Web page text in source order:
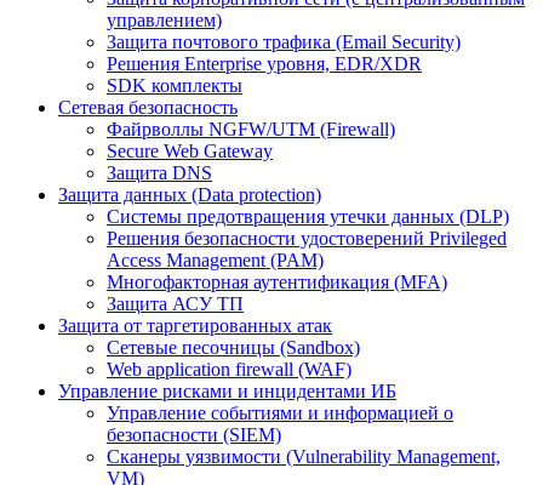
управлением)
Защита почтового трафика (Email Security)
Решения Enterprise уровня, EDR/XDR
SDK комплекты
Сетевая безопасность
Файрволлы NGFW/UTM (Firewall)
Secure Web Gateway
Защита DNS
Защита данных (Data protection)
Системы предотвращения утечки данных (DLP)
Решения безопасности удостоверений Privileged
Access Management (PAM)
Многофакторная аутентификация (MFA)
Защита АСУ ТП
Защита от таргетированных атак
Сетевые песочницы (Sandbox)
Web application firewall (WAF)
Управление рисками и инцидентами ИБ
Управление событиями и информацией о
безопасности (SIEM)
Сканеры уязвимости (Vulnerability Management,
VM)